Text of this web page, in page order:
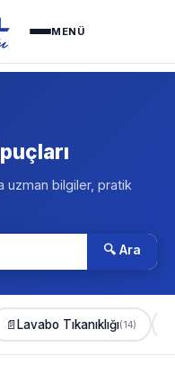
MENÜ
uzman bilgiler, pratik
🔍 Ara
📄Lavabo Tıkanıklığı(14)